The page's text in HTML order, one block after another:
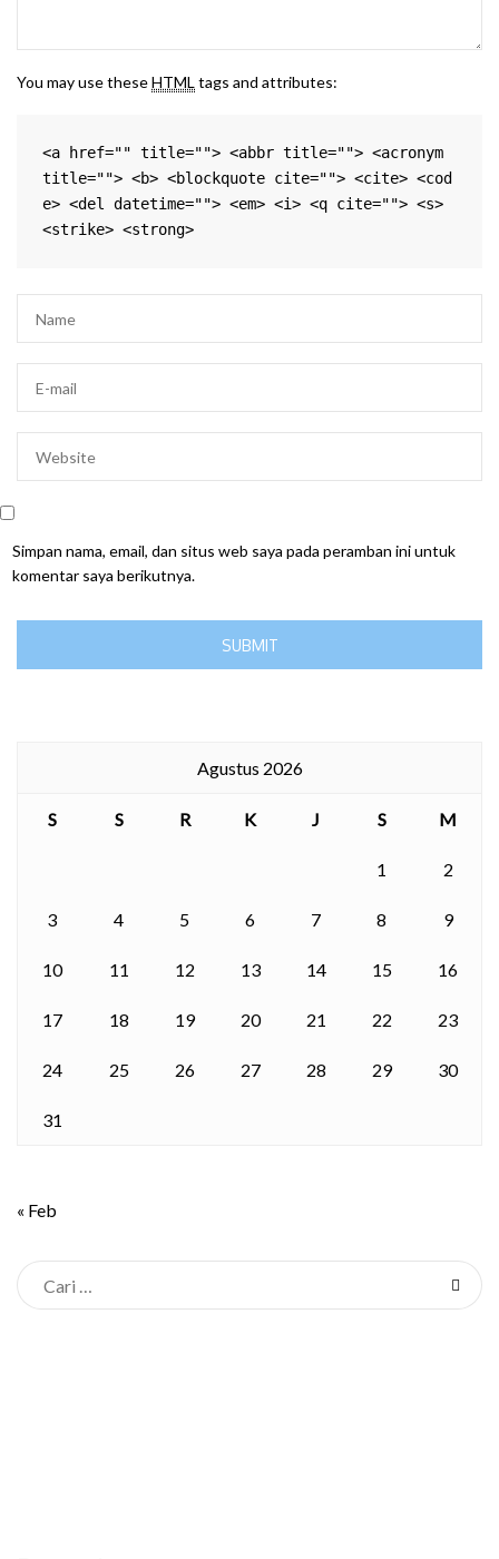
You may use theseHTML tags and attributes:
<a href="" title=""> <abbr title=""> <acronym
title=""> <b> <blockquote cite=""> <cite> <cod
e> <del datetime=""> <em> <i> <q cite=""> <s>
<strike> <strong>
Simpan nama, email, dan situs web saya pada peramban ini untuk
komentar saya berikutnya.
Agustus 2026
S S R K J S M
1 2
3 4 5 6 7 8 9
10 11 12 13 14 15 16
17 18 19 20 21 22 23
24 25 26 27 28 29 30
31
« Feb